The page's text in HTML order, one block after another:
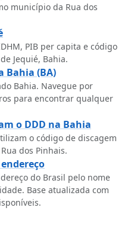
município da Rua dos
PIB per capita e código
Jequié, Bahia.
Bahia (BA)
Bahia. Navegue por
para encontrar qualquer
o DDD na Bahia
o código de discagem
dos Pinhais.
do Brasil pelo nome
Base atualizada com